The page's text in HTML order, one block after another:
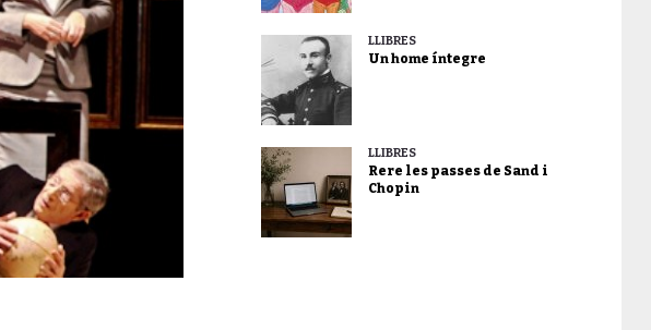
LLIBRES
Un home íntegre
LLIBRES
Rere les passes de Sand i
Chopin